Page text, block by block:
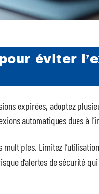
éviter
expirées, adoptez
automatiques dues à
Limitez
d’alertes de sécurité